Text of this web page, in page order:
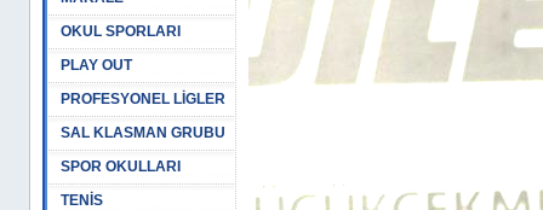
OKUL SPORLARI
PLAY OUT
PROFESYONEL LİGLER
SAL KLASMAN GRUBU
SPOR OKULLARI
TENİS